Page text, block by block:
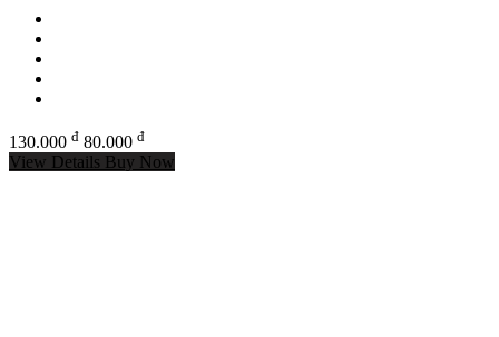
130.000 đ 80.000 đ
View Details Buy Now